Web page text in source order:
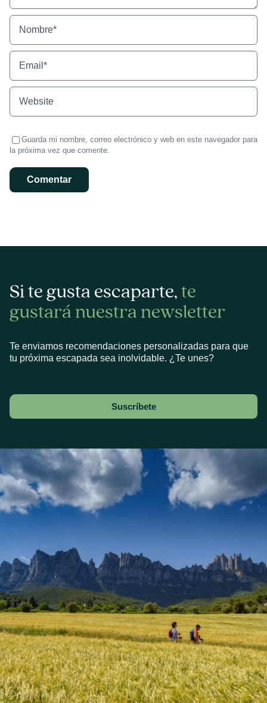
Guarda mi nombre, correo electrónico y web en este navegador para
la próxima vez que comente.
Si te gusta escaparte,te
gustará nuestra newsletter
Te enviamos recomendaciones personalizadas para que
tu próxima escapada sea inolvidable. ¿Te unes?
Suscríbete